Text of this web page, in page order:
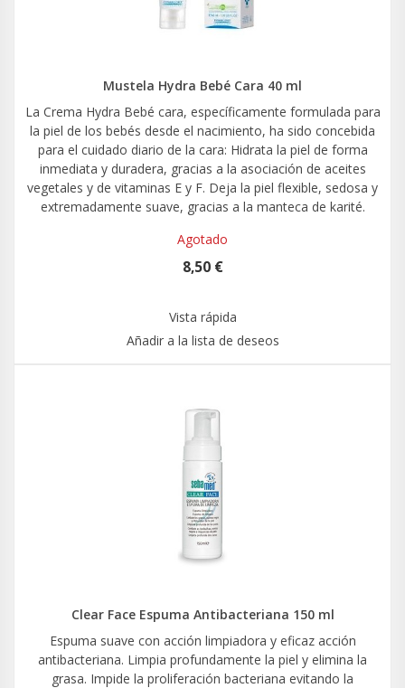
Mustela Hydra Bebé Cara 40 ml
La Crema Hydra Bebé cara, específicamente formulada para
la piel de los bebés desde el nacimiento, ha sido concebida
para el cuidado diario de la cara: Hidrata la piel de forma
inmediata y duradera, gracias a la asociación de aceites
vegetales y de vitaminas E y F. Deja la piel flexible, sedosa y
extremadamente suave, gracias a la manteca de karité.
Agotado
8,50 €
Vista rápida
Añadir a la lista de deseos
Clear Face Espuma Antibacteriana 150 ml
Espuma suave con acción limpiadora y eficaz acción
antibacteriana. Limpia profundamente la piel y elimina la
grasa. Impide la proliferación bacteriana evitando la